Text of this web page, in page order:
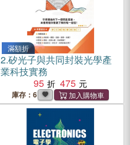
滿額折
2.矽光子與共同封裝光學產
業科技實務
95
475
庫存：6